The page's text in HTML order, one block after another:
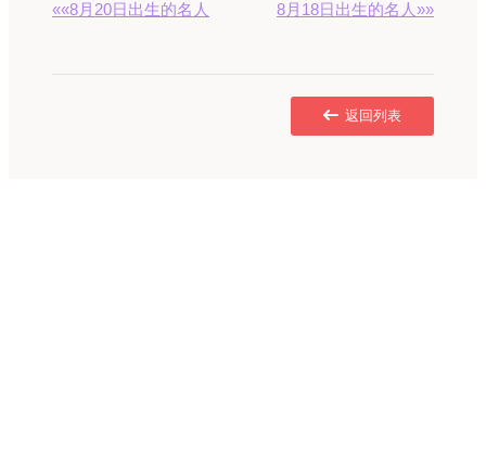
««8月20日出生的名人 8月18日出生的名人»»
返回列表